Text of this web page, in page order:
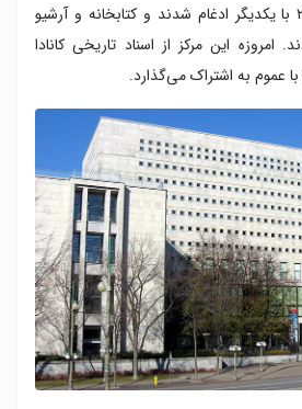
این دو مرکز در سال ۲۰۰۴ با یکدیگر ادغام شدند و کتابخانه و آرشیو
امروزه این مرکز از اسناد تاریخی کانادا
عموم به اشتراک می‌گذارد.